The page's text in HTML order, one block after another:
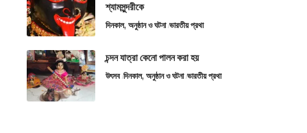
শ্যামসুন্দরীকে
দিনকাল, অনুষ্ঠান ও ঘটনা ভারতীয় প্রথা
চন্দন যাত্রা কেনো পালন করা হয়
উৎসব দিনকাল, অনুষ্ঠান ও ঘটনা ভারতীয় প্রথা